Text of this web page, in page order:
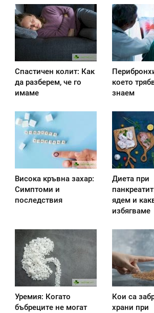
Спастичен колит: Как
да разберем, че го
имаме
което
знаем
Висока кръвна захар:
Симптоми и
последствия
Диета при
ядем и
избягваме
Уремия: Когато
бъбреците не могат
Кои са
храни при